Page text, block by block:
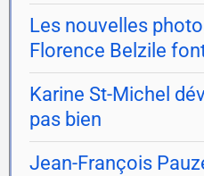
Les nouvelles
Florence Belzile
Karine St-Michel
pas bien
Jean-François